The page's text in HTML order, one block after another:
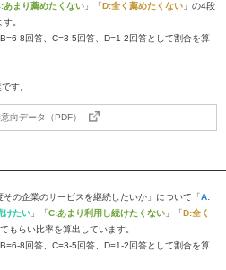
あまり薦めたくない 」「D:全く薦めたくない 」の4段
。
8回答、C=3-5回答、D=1-2回答として割合を算
す。
向データ（PDF）
の企業のサービスを継続したいか」について「A:
けたい 」「C:あまり利用し続けたくない 」「D:全く
もらい比率を算出しています。
8回答、C=3-5回答、D=1-2回答として割合を算